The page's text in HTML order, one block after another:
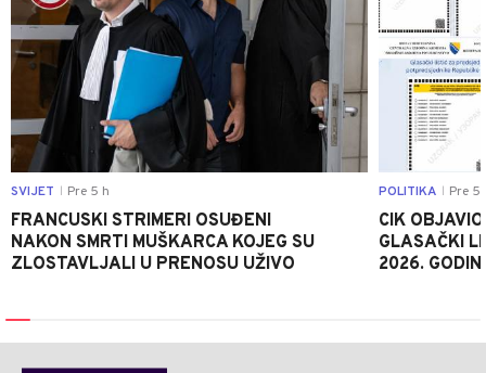
SVIJET Pre 5 h
FRANCUSKI STRIMERI OSUĐENI
NAKON SMRTI MUŠKARCA KOJEG SU
ZLOSTAVLJALI U PRENOSU UŽIVO
POLITIKA Pre 5
CIK
GLASAČKI
2026.